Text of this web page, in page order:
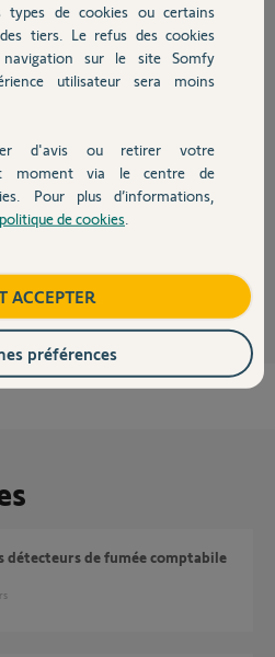
fil de discussion
types de cookies ou certains
tiers. Le refus des cookies
navigation sur le site Somfy
utilisateur sera moins
d'avis ou retirer votre
moment via le centre de
Pour plus d’informations,
politique de cookies
ACCEPTER
préférences